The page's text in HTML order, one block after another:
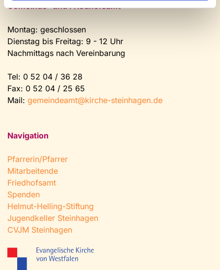
Gemeinde- und Friedhofsamt
Montag: geschlossen
Dienstag bis Freitag: 9 - 12 Uhr
Nachmittags nach Vereinbarung
Tel: 0 52 04 / 36 28
Fax: 0 52 04 / 25 65
Mail: gemeindeamt@kirche-steinhagen.de
Navigation
Pfarrerin/Pfarrer
Mitarbeitende
Friedhofsamt
Spenden
Helmut-Helling-Stiftung
Jugendkeller Steinhagen
CVJM Steinhagen